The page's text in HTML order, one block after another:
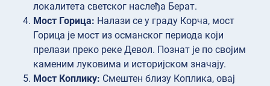
локалитета светског наслеђа Берат.
Мост Горица: Налази се у граду Корча, мост
Горица је мост из османског периода који
прелази преко реке Девол. Познат је по својим
каменим луковима и историјском значају.
Мост Коплику: Смештен близу Коплика, овај